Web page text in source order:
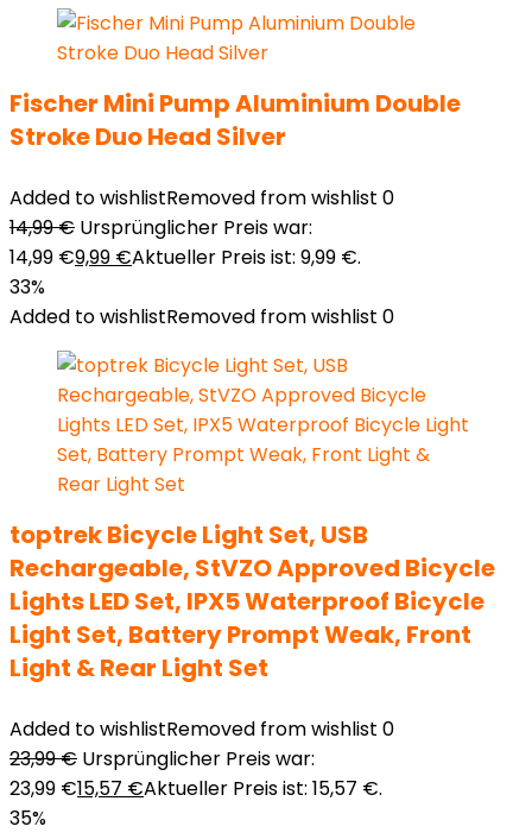
Fischer Mini Pump Aluminium Double
Stroke Duo Head Silver
Added to wishlistRemoved from wishlist 0
14,99€ Ursprünglicher Preis war:
14,99 €9,99 €Aktueller Preis ist: 9,99 €.
33%
Added to wishlistRemoved from wishlist 0
toptrek Bicycle Light Set, USB
Rechargeable, StVZO Approved Bicycle
Lights LED Set, IPX5 Waterproof Bicycle
Light Set, Battery Prompt Weak, Front
Light & Rear Light Set
Added to wishlistRemoved from wishlist 0
23,99€ Ursprünglicher Preis war:
23,99 €15,57 €Aktueller Preis ist: 15,57 €.
35%